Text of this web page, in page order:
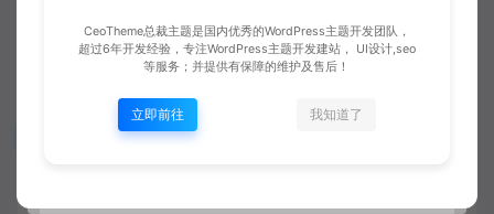
CeoTheme总裁主题是国内优秀的WordPress主题开发团队，
超过6年开发经验，专注WordPress主题开发建站， UI设计,seo
等服务；并提供有保障的维护及售后！
立即前往 我知道了